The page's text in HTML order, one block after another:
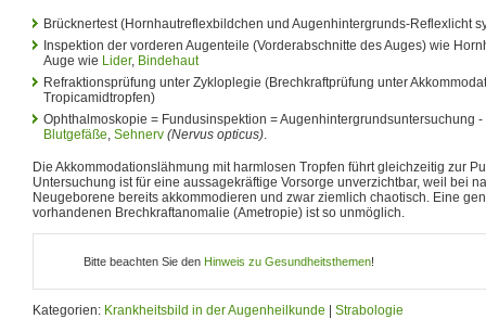
Brücknertest (Hornhautreflexbildchen und Augenhintergrunds-Reflexlicht
Inspektion der vorderen Augenteile (Vorderabschnitte des Auges) wie
Auge wie Lider, Bindehaut
Refraktionsprüfung unter Zykloplegie (Brechkraftprüfung unter
Tropicamidtropfen)
Ophthalmoskopie = Fundusinspektion = Augenhintergrundsuntersuchung -
Blutgefäße, Sehnerv (Nervus opticus).
Die Akkommodationslähmung mit harmlosen Tropfen führt gleichzeitig zur
Untersuchung ist für eine aussagekräftige Vorsorge unverzichtbar, weil bei
Neugeborene bereits akkommodieren und zwar ziemlich chaotisch. Eine
vorhandenen Brechkraftanomalie (Ametropie) ist so unmöglich.
Bitte beachten Sie den Hinweis zu Gesundheitsthemen!
Kategorien: Krankheitsbild in der Augenheilkunde Strabologie